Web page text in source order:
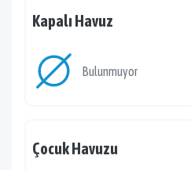
Kapalı Havuz
Bulunmuyor
Çocuk Havuzu